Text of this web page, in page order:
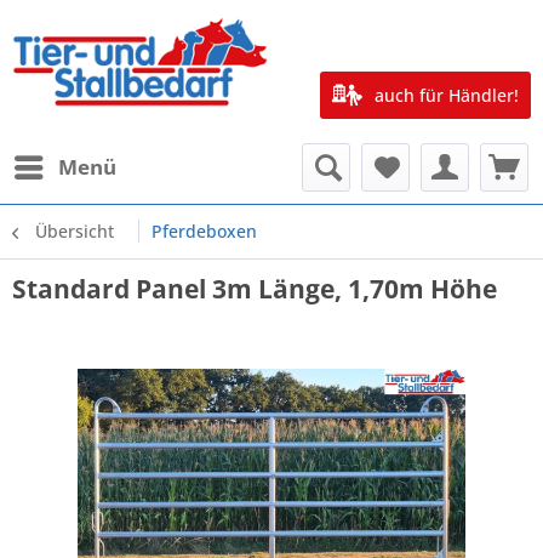
Menü
auch für Händler!
Übersicht Pferdeboxen
Standard Panel 3m Länge, 1,70m Höhe